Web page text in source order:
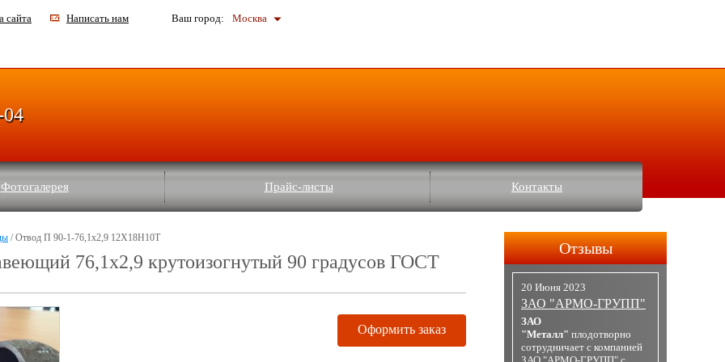
сайта Написать нам Ваш город: Москва
Фотогалерея Прайс-листы Контакты
/ Отвод П 90-1-76,1х2,9 12Х18Н10Т
76,1х2,9 крутоизогнутый 90 градусов ГОСТ
Оформить заказ
Отзывы
20 Июня 2023
ЗАО "АРМО-ГРУПП"
ЗАО
"Металл" плодотворно
сотрудничает с компанией